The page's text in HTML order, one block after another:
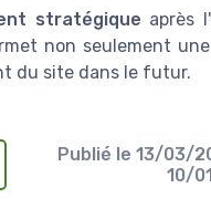
stratégique après
non seulement
du site dans le futur.
Publié le13/03/
10/